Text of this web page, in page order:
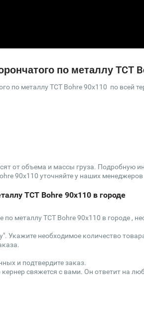
по металлу TCT
по металлу TCT Bohre 90х110 по всей
от объема и массы груза. Подробную
90х110 уточняйте у наших
TCT Bohre 90х110 в городе
по металлу TCT Bohre 90х110 в городе ,
Укажите необходимое количество
и подтвердите заказ.
свяжется с вами. Он ответит на